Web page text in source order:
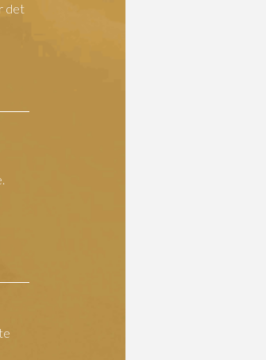
det